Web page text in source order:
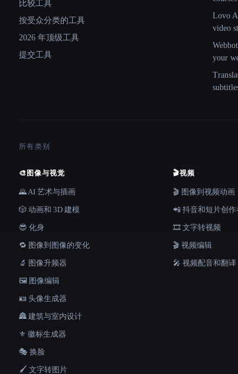
比较工具
按受众分类的工具
2026 年顶级工具
提交工具
Lovo
video
your
所有类别
🎨 图像与视觉
🌄 AI 艺术与插画
🎲 动画和 3D 建模
😎 化身
🔁 图像到图像的变化
🔬 图像升频器
🖼️ 图像编辑
🪪 头像生成器
🏯 建筑与室内设计
⚜️ 徽标生成器
🎭 换脸
🖌️ 文字转图片
🎬视频
🎬 图像到视频动画
📲 抖音和短片创作
🎞️ 文字转视频
🎬 视频编辑
🎤 视频配音和翻译